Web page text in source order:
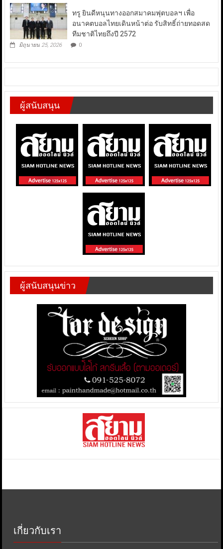
ทรู ยินดีหนุนทางออกสมาคมฟุตบอลฯ เพื่อ
อนาคตบอลไทยเดินหน้าต่อ รับสิทธิ์ถ่ายทอดสด
ทีมชาติไทยถึงปี 2572
มิถุนายน 25, 2026 0
ผู้สนับสนุน
ผู้สนับสนุนข่าว
เกี่ยวกับเรา